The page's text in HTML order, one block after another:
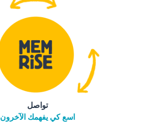
تواصل
اسع كي يفهمك الآخرون